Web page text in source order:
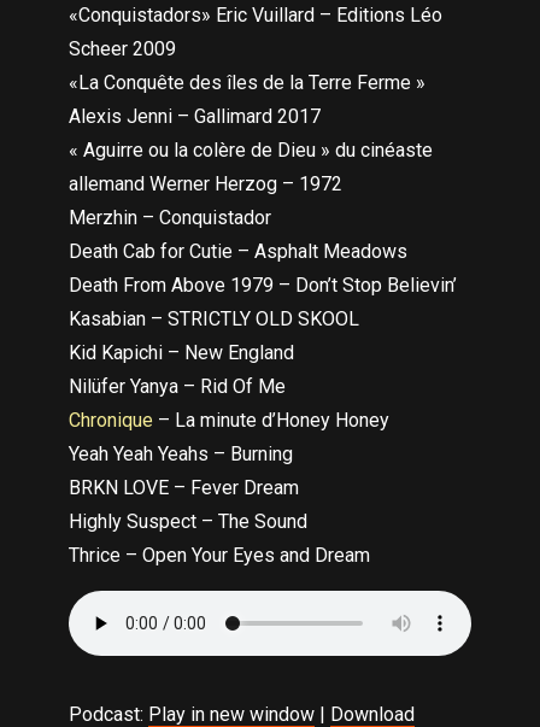
«Conquistadors» Eric Vuillard – Editions Léo
Scheer 2009
«La Conquête des îles de la Terre Ferme »
Alexis Jenni – Gallimard 2017
« Aguirre ou la colère de Dieu » du cinéaste
allemand Werner Herzog – 1972
Merzhin – Conquistador
Death Cab for Cutie – Asphalt Meadows
Death From Above 1979 – Don’t Stop Believin’
Kasabian – STRICTLY OLD SKOOL
Kid Kapichi – New England
Nilüfer Yanya – Rid Of Me
Chronique – La minute d’Honey Honey
Yeah Yeah Yeahs – Burning
BRKN LOVE – Fever Dream
Highly Suspect – The Sound
Thrice – Open Your Eyes and Dream
Podcast: Play in new window | Download